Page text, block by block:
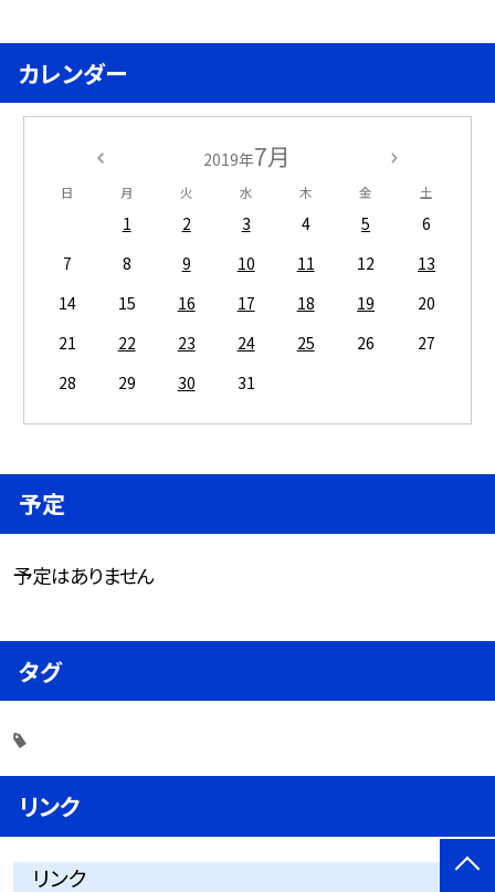
カレンダー
2019年7月
日 月 火 水 木 金 土
1 2 3 4 5
6
7
8 9 10 11 12
13
14
15 16 17 18 19
20
21
22 23 24 25 26
27
28
29 30 31
予定
予定はありません
タグ
リンク
リンク